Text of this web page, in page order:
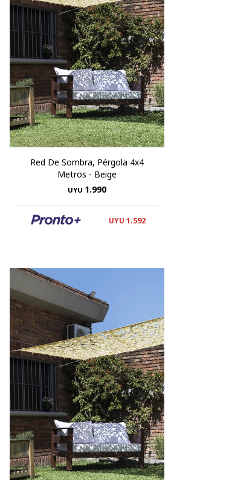
Red De Sombra, Pérgola 4x4
Metros - Beige
UYU 1.990
UYU 1.592